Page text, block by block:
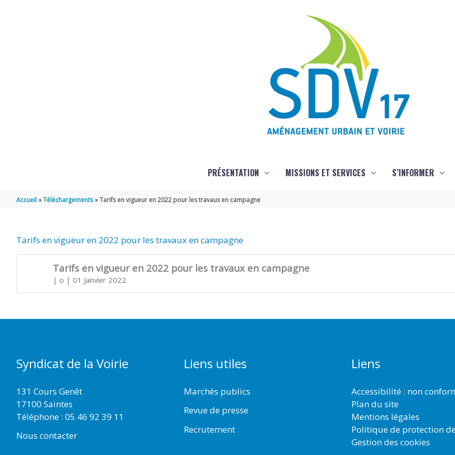
PRÉSENTATION MISSIONS ET SERVICES S’INFORMER
Accueil Téléchargements Tarifs en vigueur en 2022 pour les travaux en campagne
Tarifs en vigueur en 2022 pour les travaux en campagne
Tarifs en vigueur en 2022 pour les travaux en campagne
| o | 01 Janvier 2022
Syndicat de la Voirie
131 Cours Genêt
17100 Saintes
Téléphone : 05 46 92 39 11
Nous contacter
Liens utiles
Marchés publics
Revue de presse
Recrutement
Liens
Accessibilité : non
Plan du site
Mentions légales
Politique de protection
Gestion des cookies